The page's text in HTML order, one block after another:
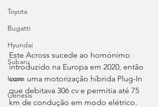
Toyota
Bugatti
Hyundai
Subaru
Isuzu
Genesis
Este Across sucede ao homónimo
introduzido na Europa em 2020, então
com uma motorização híbrida Plug-In
que debitava 306 cv e permitia até 75
km de condução em modo elétrico.